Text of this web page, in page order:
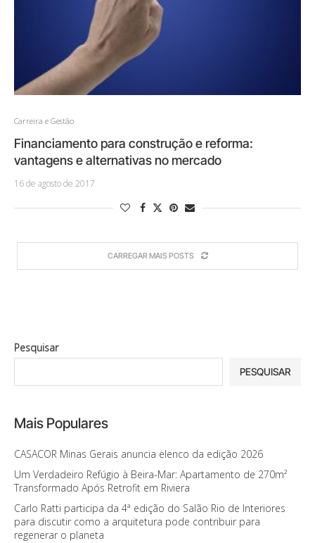
Carreira e Gestão
Financiamento para construção e reforma:
vantagens e alternativas no mercado
16 de agosto de 2017
CARREGAR MAIS POSTS
Pesquisar
PESQUISAR
Mais Populares
CASACOR Minas Gerais anuncia elenco da edição 2026
Um Verdadeiro Refúgio à Beira-Mar: Apartamento de 270m²
Transformado Após Retrofit em Riviera
Carlo Ratti participa da 4ª edição do Salão Rio de Interiores
para discutir como a arquitetura pode contribuir para
regenerar o planeta